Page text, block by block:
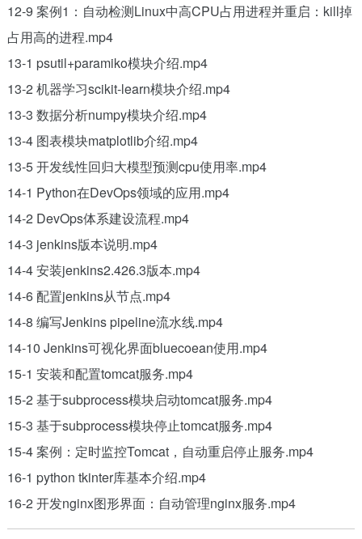
12-9 案例1：自动检测Linux中高CPU占用进程并重启：kill掉
占用高的进程.mp4
13-1 psutil+paramiko模块介绍.mp4
13-2 机器学习scikit-learn模块介绍.mp4
13-3 数据分析numpy模块介绍.mp4
13-4 图表模块matplotlib介绍.mp4
13-5 开发线性回归大模型预测cpu使用率.mp4
14-1 Python在DevOps领域的应用.mp4
14-2 DevOps体系建设流程.mp4
14-3 jenkins版本说明.mp4
14-4 安装jenkins2.426.3版本.mp4
14-6 配置jenkins从节点.mp4
14-8 编写Jenkins pipeline流水线.mp4
14-10 Jenkins可视化界面bluecoean使用.mp4
15-1 安装和配置tomcat服务.mp4
15-2 基于subprocess模块启动tomcat服务.mp4
15-3 基于subprocess模块停止tomcat服务.mp4
15-4 案例：定时监控Tomcat，自动重启停止服务.mp4
16-1 python tkinter库基本介绍.mp4
16-2 开发nginx图形界面：自动管理nginx服务.mp4